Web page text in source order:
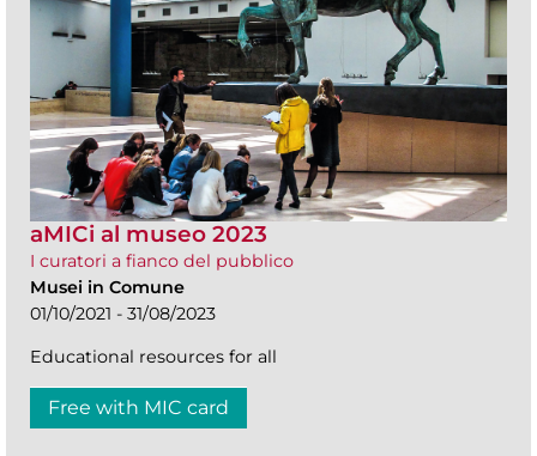
aMICi al museo 2023
I curatori a fianco del pubblico
Musei in Comune
01/10/2021 - 31/08/2023
Educational resources for all
Free with MIC card